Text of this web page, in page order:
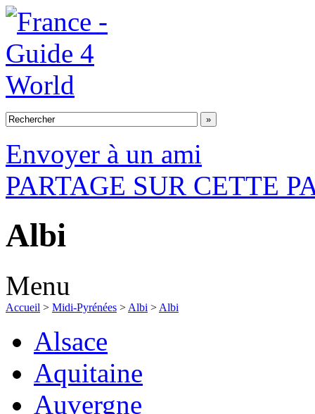
Envoyer à un ami
PARTAGE SUR CETTE
Albi
Menu
Accueil > Midi-Pyrénées > Albi > Albi
Alsace
Aquitaine
Auvergne